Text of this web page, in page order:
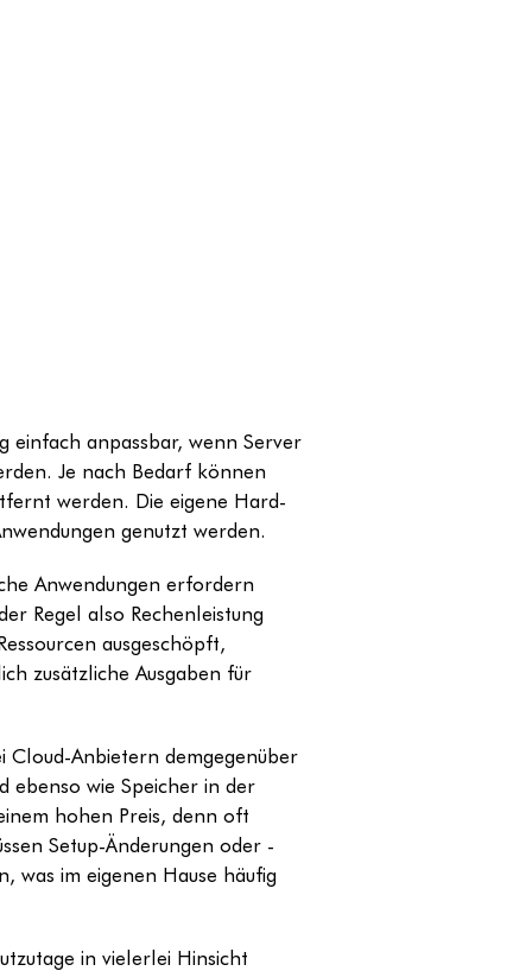
einfach anpassbar, wenn Server
Je nach Bedarf können
werden. Die eigene Hard-
genutzt werden.
Anwendungen erfordern
Regel also Rechenleistung
ausgeschöpft,
zusätzliche Ausgaben für
Cloud-Anbietern demgegenüber
ebenso wie Speicher in der
hohen Preis, denn oft
Setup-Änderungen oder -
was im eigenen Hause häufig
in vielerlei Hinsicht